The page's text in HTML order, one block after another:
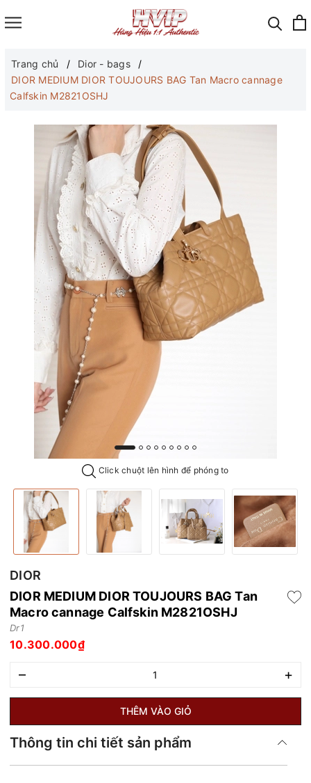
Trang chủ
Dior - bags
DIOR MEDIUM DIOR TOUJOURS BAG Tan Macro cannage
Calfskin M2821OSHJ
Click chuột lên hình để phóng to
DIOR
DIOR MEDIUM DIOR TOUJOURS BAG Tan
Macro cannage Calfskin M2821OSHJ
Dr1
10.300.000₫
– +
THÊM VÀO GIỎ
Thông tin chi tiết sản phẩm